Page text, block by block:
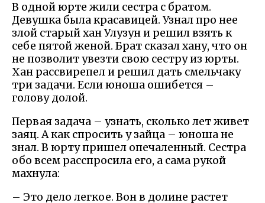
В одной юрте жили сестра с братом.
Девушка была красавицей. Узнал про нее
злой старый хан Улузун и решил взять к
себе пятой женой. Брат сказал хану, что он
не позволит увезти свою сестру из юрты.
Хан рассвирепел и решил дать смельчаку
три задачи. Если юноша ошибется –
голову долой.
Первая задача – узнать, сколько лет живет
заяц. А как спросить у зайца – юноша не
знал. В юрту пришел опечаленный. Сестра
обо всем расспросила его, а сама рукой
махнула:
– Это дело легкое. Вон в долине растет